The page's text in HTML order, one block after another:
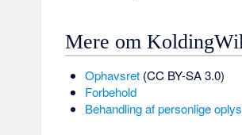
Mere om
Ophavsret(CC BY-SA 3.0)
Forbehold
Behandling af personlige